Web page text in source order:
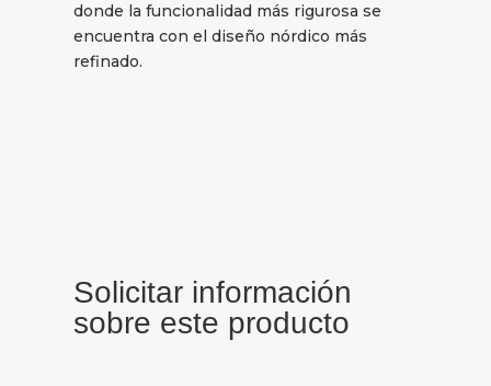
donde la funcionalidad más rigurosa se
encuentra con el diseño nórdico más
refinado.
Solicitar información
sobre este producto